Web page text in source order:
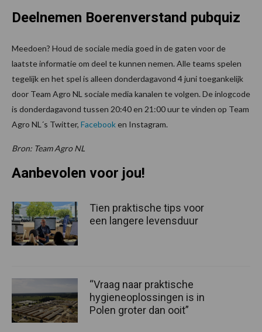
Deelnemen Boerenverstand pubquiz
Meedoen? Houd de sociale media goed in de gaten voor de
laatste informatie om deel te kunnen nemen. Alle teams spelen
tegelijk en het spel is alleen donderdagavond 4 juni toegankelijk
door Team Agro NL sociale media kanalen te volgen. De inlogcode
is donderdagavond tussen 20:40 en 21:00 uur te vinden op Team
Agro NL´s Twitter, Facebooken Instagram.
Bron: Team Agro NL
Aanbevolen voor jou!
Tien praktische tips voor
een langere levensduur
“Vraag naar praktische
hygieneoplossingen is in
Polen groter dan ooit”